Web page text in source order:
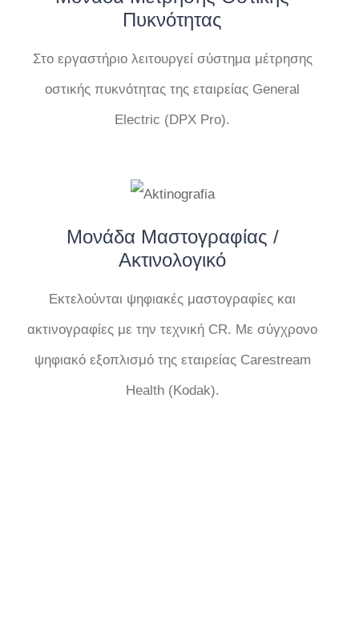
Πυκνότητας
Στο εργαστήριο λειτουργεί σύστημα μέτρησης
οστικής πυκνότητας της εταιρείας General
Electric (DPX Pro).
Μονάδα Μαστογραφίας /
Ακτινολογικό
Εκτελούνται ψηφιακές μαστογραφίες και
ακτινογραφίες με την τεχνική CR. Με σύγχρονο
ψηφιακό εξοπλισμό της εταιρείας Carestream
Health (Kodak).